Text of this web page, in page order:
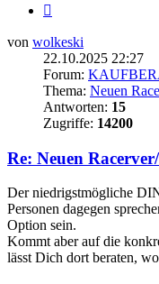
von wolkeski
22.10.2025 22:27
Forum:
Thema: Neuen
Antworten: 15
Zugriffe: 14200
Re: Neuen
Der niedrigstmögliche
Personen dagegen
Option sein.
Kommt aber auf die
lässt Dich dort beraten,